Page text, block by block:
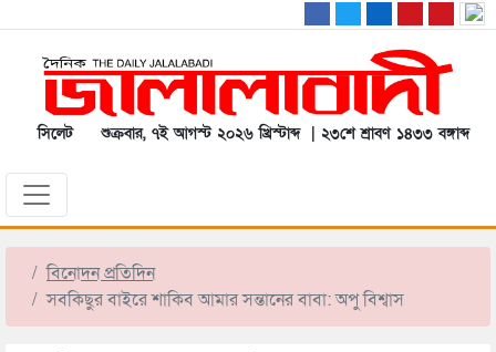
সিলেট শুক্রবার, ৭ই আগস্ট ২০২৬ খ্রিস্টাব্দ | ২৩শে শ্রাবণ ১৪৩৩ বঙ্গাব্দ
বিনোদন প্রতিদিন
সবকিছুর বাইরে শাকিব আমার সন্তানের বাবা: অপু বিশ্বাস